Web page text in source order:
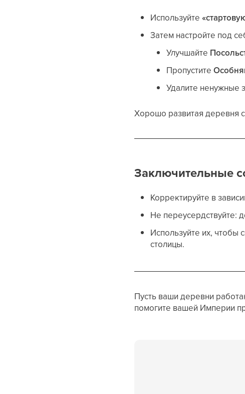
Используйте
Затем настройте под
Улучшайте
Пропустите
Удалите ненужные
Хорошо развитая деревня
Заключительные
Корректируйте в
Не переусердствуйте:
Используйте их,
столицы.
Пусть ваши деревни
помогите вашей Империи